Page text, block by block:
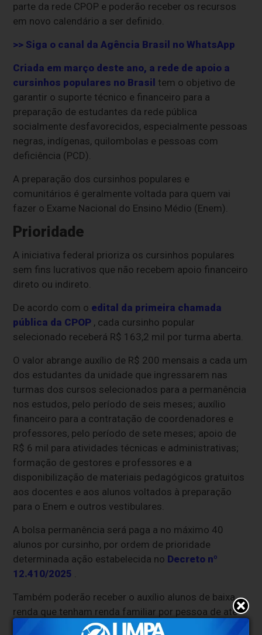
parte da rede CPOP e poderão receber os recursos
em novo calendário a ser definido.
>> Siga o canal daAgência Brasil no WhatsApp
Criada em março deste ano, a rede de apoio a
cursinhos populares no Brasil tem o objetivo de
garantir o suporte técnico e financeiro para a
preparação de estudantes da rede pública
socialmente desfavorecidos, especialmente pessoas
negras, indígenas, quilombolas e pessoas com
deficiência (PCD).
A preparação dos cursinhos populares e
comunitários é geralmente voltada para quem vai
fazer o Exame Nacional do Ensino Médio (Enem).
Prioridade
A iniciativa federal prioriza os cursinhos populares
sem fins lucrativos que não recebem apoio financeiro
direto ou indireto.
De acordo com o edital da primeira chamada
pública da CPOP , cada cursinho popular
selecionado receberá R$ 163,2 mil por turma aberta.
O valor abrange auxílio de R$ 200 mensais a cada um
dos estudantes da unidade que ingressarem nas
turmas dos cursos selecionados para a permanência
nos estudos, pelo período de seis meses; auxílio
financeiro para a contratação de coordenadores e
professores, pelo período de sete meses; apoio de
R$ 6 mil para atividades técnicas e administrativas;
formação de gestores e professores e a
disponibilização de materiais pedagógicos gratuitos
aos docentes e aos alunos voltados à preparação
para o Enem e outros vestibulares.
A bolsa permanência será paga a no máximo 40
alunos por cursinho, por ordem de prioridade
determinada ação estabelecida no Decreto nº
12.410/2025 .
Também poderão receber o auxílio alunos de baixa
renda que tenham renda familiar por pessoa de até
um salário mínimo, que equivale hoje a R$ 1.518.